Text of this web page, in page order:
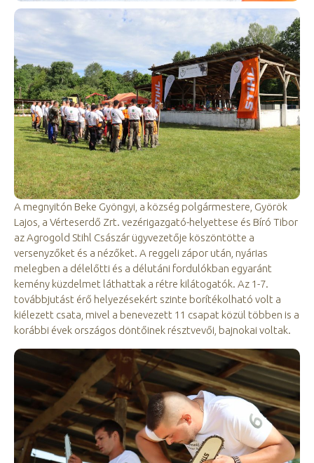
A megnyitón Beke Gyöngyi, a község polgármestere, Györök
Lajos, a Vérteserdő Zrt. vezérigazgató-helyettese és Bíró Tibor
az Agrogold Stihl Császár ügyvezetője köszöntötte a
versenyzőket és a nézőket. A reggeli zápor után, nyárias
melegben a délelőtti és a délutáni fordulókban egyaránt
kemény küzdelmet láthattak a rétre kilátogatók. Az 1-7.
továbbjutást érő helyezésekért szinte borítékolható volt a
kiélezett csata, mivel a benevezett 11 csapat közül többen is a
korábbi évek országos döntőinek résztvevői, bajnokai voltak.